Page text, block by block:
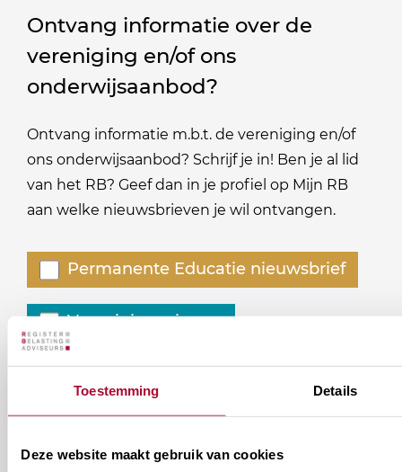
Toestemming Details
Deze website maakt gebruik van cookies
Ontvang informatie over de
vereniging en/of ons
onderwijsaanbod?
Ontvang informatie m.b.t. de vereniging en/of
ons onderwijsaanbod? Schrijf je in! Ben je al lid
van het RB? Geef dan in je profiel op Mijn RB
aan welke nieuwsbrieven je wil ontvangen.
E-mailadres*
Welke
nieuwsbrieven
zou
je
willen
ontvangen?
Permanente Educatie nieuwsbrief
Verenigingsnieuws